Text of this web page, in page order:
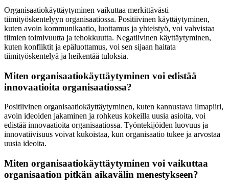
Organisaatiokäyttäytyminen vaikuttaa merkittävästi
tiimityöskentelyyn organisaatiossa. Positiivinen käyttäytyminen,
kuten avoin kommunikaatio, luottamus ja yhteistyö, voi vahvistaa
tiimien toimivuutta ja tehokkuutta. Negatiivinen käyttäytyminen,
kuten konfliktit ja epäluottamus, voi sen sijaan haitata
tiimityöskentelyä ja heikentää tuloksia.
Miten organisaatiokäyttäytyminen voi edistää
innovaatioita organisaatiossa?
Positiivinen organisaatiokäyttäytyminen, kuten kannustava ilmapiiri,
avoin ideoiden jakaminen ja rohkeus kokeilla uusia asioita, voi
edistää innovaatioita organisaatiossa. Työntekijöiden luovuus ja
innovatiivisuus voivat kukoistaa, kun organisaatio tukee ja arvostaa
uusia ideoita.
Miten organisaatiokäyttäytyminen voi vaikuttaa
organisaation pitkän aikavälin menestykseen?